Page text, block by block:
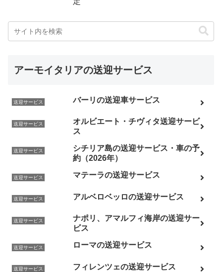
アーモイタリアの送迎サービス
送迎サービス バーリの送迎車サービス
送迎サービス
オルビエート・チヴィタ送迎サービ
ス
送迎サービス
シチリア島の送迎サービス・車の予
約（2026年）
送迎サービス マテーラの送迎サービス
送迎サービス アルベロベッロの送迎サービス
送迎サービス
ナポリ、アマルフィ海岸の送迎サー
ビス
送迎サービス ローマの送迎サービス
送迎サービス フィレンツェの送迎サービス